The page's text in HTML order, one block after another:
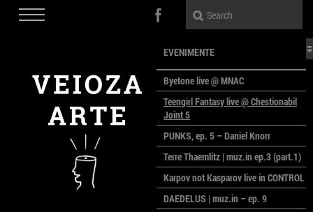
EVENIMENTE
Byetone live @ MNAC
Teengirl Fantasy live @ Chestionabil
Joint 5
PUNKS, ep. 5 – Daniel Knorr
Terre Thaemlitz | muz.in ep.3 (part.1)
Karpov not Kasparov live in CONTROL
DAEDELUS | muz.in – ep. 9